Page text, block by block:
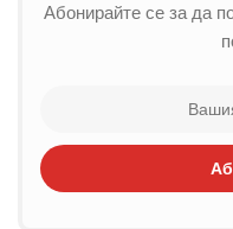
Абонирайте се за да